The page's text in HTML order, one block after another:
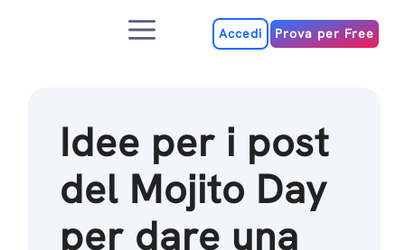
MenuAccedi Prova per Free
Idee per i post
del Mojito Day
per dare una